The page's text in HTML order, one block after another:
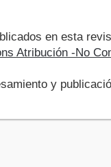
en esta
Atribución -No
y